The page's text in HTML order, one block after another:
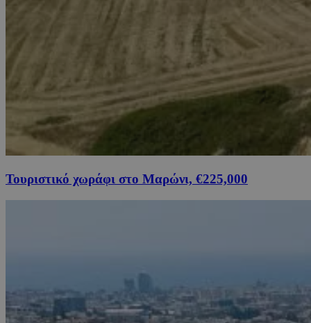
Τουριστικό χωράφι στο Μαρώνι, €225,000